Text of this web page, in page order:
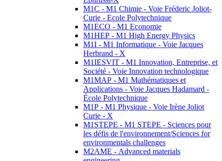
M1C - M1 Chimie - Voie Fréderic Joliot-
Curie - Ecole Polytechnique
M1ECO - M1 Economie
M1HEP - M1 High Energy Physics
M1I - M1 Informatique - Voie Jacques
Herbrand - X
M1IESVIT - M1 Innovation, Entreprise, et
Société - Voie Innovation technologique
M1MAP - M1 Mathématiques et
Applications - Voie Jacques Hadamard -
École Polytechnique
M1P - M1 Physique - Voie Irène Joliot
Curie - X
M1STEPE - M1 STEPE - Sciences pour
les défis de l'environnement/Sciences for
environmentals challenges
M2AME - Advanced materials